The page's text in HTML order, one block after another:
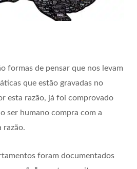
formas de pensar que nos levam
que estão gravadas no
esta razão, já foi comprovado
ser humano compra com a
razão.
foram documentados